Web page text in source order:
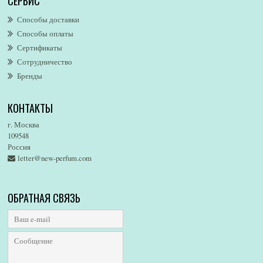
Alsayad
Altaia
Alvarez Gomez
Alviero Martini
Alyson Oldoini
American Eagle
Amore Segreto
Amorino
Amouage
Amzan
Andre D`Archer
Andrea Maack
Способы доставки
Способы оплаты
Сертификаты
Сотрудничество
Бренды
КОНТАКТЫ
г. Москва
109548
Россия
letter@new-perfum.com
ОБРАТНАЯ СВЯЗЬ